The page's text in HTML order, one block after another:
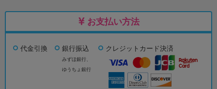
お支払い方法
代金引換 銀行振込
みずほ銀行、
ゆうちょ銀行
クレジットカード決済